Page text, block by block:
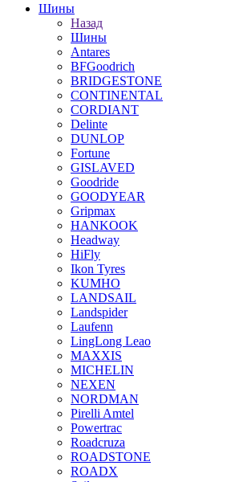
Шины
Назад
Шины
Antares
BFGoodrich
BRIDGESTONE
CONTINENTAL
CORDIANT
Delinte
DUNLOP
Fortune
GISLAVED
Goodride
GOODYEAR
Gripmax
HANKOOK
Headway
HiFly
Ikon Tyres
KUMHO
LANDSAIL
Landspider
Laufenn
LingLong Leao
MAXXIS
MICHELIN
NEXEN
NORDMAN
Pirelli Amtel
Powertrac
Roadcruza
ROADSTONE
ROADX